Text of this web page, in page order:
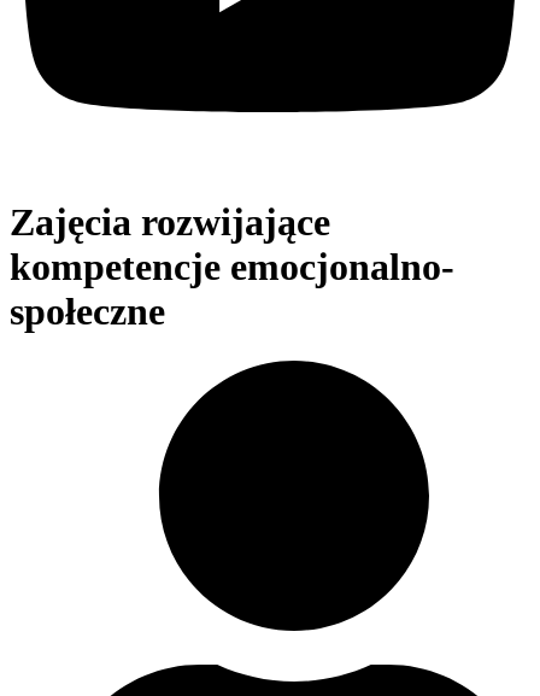
Zajęcia rozwijające
kompetencje emocjonalno-
społeczne